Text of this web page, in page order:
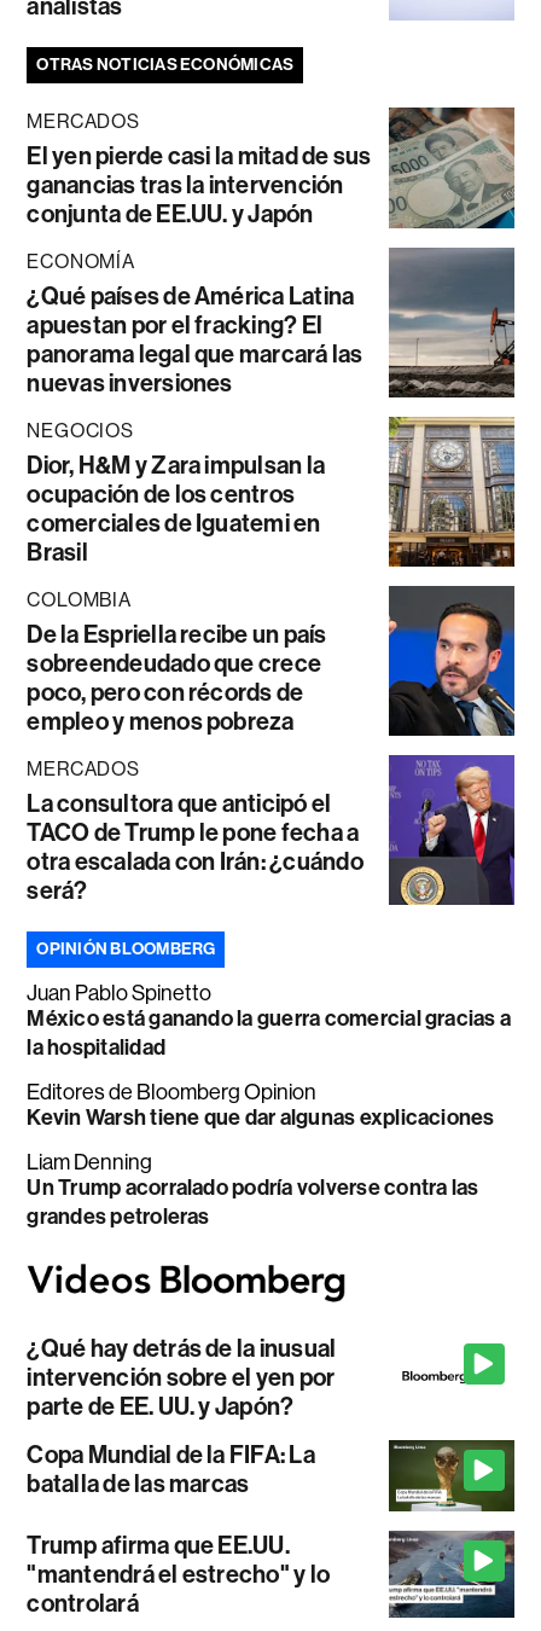
OTRAS NOTICIAS ECONÓMICAS
MERCADOS
El yen pierde casi la mitad de sus
ganancias tras la intervención
conjunta de EE.UU. y Japón
ECONOMÍA
¿Qué países de América Latina
apuestan por el fracking? El
panorama legal que marcará las
nuevas inversiones
NEGOCIOS
Dior, H&M y Zara impulsan la
ocupación de los centros
comerciales de Iguatemi en
Brasil
COLOMBIA
De la Espriella recibe un país
sobreendeudado que crece
poco, pero con récords de
empleo y menos pobreza
MERCADOS
La consultora que anticipó el
TACO de Trump le pone fecha a
otra escalada con Irán: ¿cuándo
será?
OPINIÓN BLOOMBERG
Juan Pablo Spinetto
México está ganando la guerra comercial gracias a
la hospitalidad
Editores de Bloomberg Opinion
Kevin Warsh tiene que dar algunas explicaciones
Liam Denning
Un Trump acorralado podría volverse contra las
grandes petroleras
¿Qué hay detrás de la inusual
intervención sobre el yen por
parte de EE. UU. y Japón?
Copa Mundial de la FIFA: La
batalla de las marcas
Trump afirma que EE.UU.
"mantendrá el estrecho" y lo
controlará